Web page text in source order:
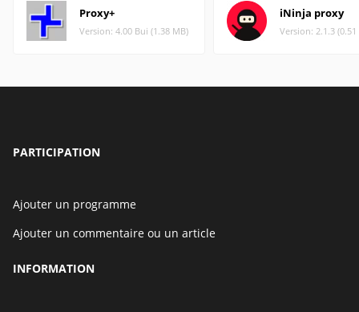
Proxy+
Version: 4.00 Bui (1.38 MB)
iNinja proxy
Version: 2.1.3 (0.51
PARTICIPATION
Ajouter un programme
Ajouter un commentaire ou un article
INFORMATION